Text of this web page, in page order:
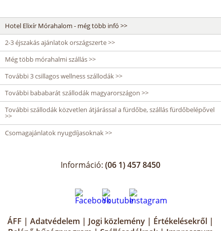
Hotel Elixír Mórahalom - még több infó >>
2-3 éjszakás ajánlatok országszerte >>
Még több mórahalmi szállás >>
További 3 csillagos wellness szállodák >>
További bababarát szállodák magyarországon >>
További szállodák közvetlen átjárással a fürdőbe, szállás fürdőbelépővel
>>
Csomagajánlatok nyugdíjasoknak >>
Információ: (06 1) 457 8450
ÁFF | Adatvédelem | Jogi közlemény | Értékelésekről |